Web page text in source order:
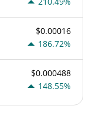
$0.00016
186.72%
$0.000488
148.55%